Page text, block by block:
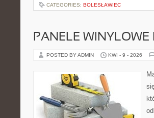
CATEGORIES: BOLESŁAWIEC
PANELE
POSTED BY ADMIN KWI - 9 - 2026